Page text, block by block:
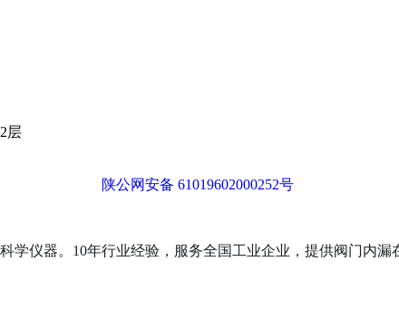
层
陕公网安备 61019602000252号
仪器。10年行业经验，服务全国工业企业，提供阀门内漏